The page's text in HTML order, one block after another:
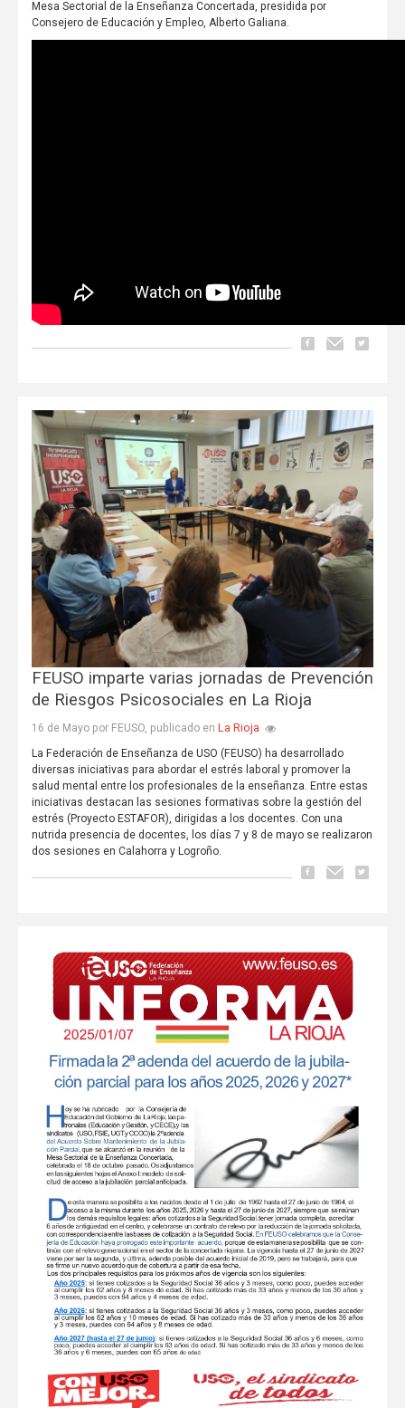
Mesa Sectorial de la Enseñanza Concertada, presidida por
Consejero de Educación y Empleo, Alberto Galiana.
FEUSO imparte varias jornadas de Prevención
de Riesgos Psicosociales en La Rioja
16 de Mayo por FEUSO, publicado en La Rioja
La Federación de Enseñanza de USO (FEUSO) ha desarrollado
diversas iniciativas para abordar el estrés laboral y promover la
salud mental entre los profesionales de la enseñanza. Entre estas
iniciativas destacan las sesiones formativas sobre la gestión del
estrés (Proyecto ESTAFOR), dirigidas a los docentes. Con una
nutrida presencia de docentes, los días 7 y 8 de mayo se realizaron
dos sesiones en Calahorra y Logroño.